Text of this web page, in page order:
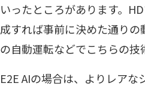
いったところがあります。
成すれば事前に決めた通り
の自動運転などでこちらの
E2E AIの場合は、よりレア